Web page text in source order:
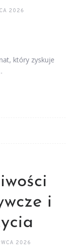
2026
który zyskuje
i
2026